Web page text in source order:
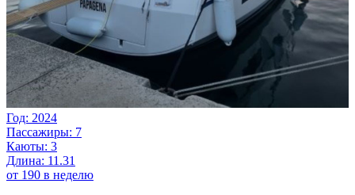
Год: 2024
Пассажиры: 7
Каюты: 3
Длина: 11.31
от 190 в неделю